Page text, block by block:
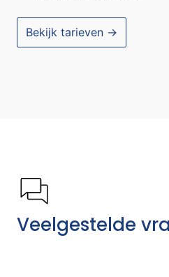
Bekijk tarieven →
Veelgestelde